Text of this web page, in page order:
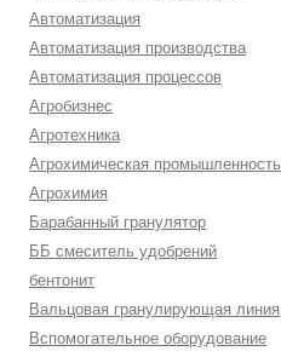
Автоматизация
Автоматизация производства
Автоматизация процессов
Агробизнес
Агротехника
Агрохимическая промышленность
Агрохимия
Барабанный гранулятор
ББ смеситель удобрений
бентонит
Вальцовая гранулирующая линия
Вспомогательное оборудование